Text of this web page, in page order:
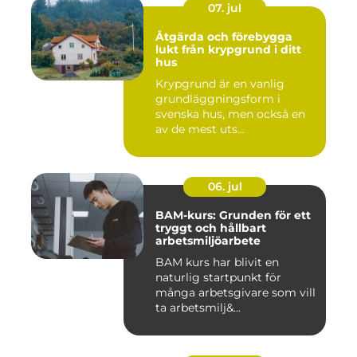
07. jul
Åtgärda och förebygga
lukt från krypgrund i ditt
hus
Krypgrund är en vanlig
grundläggningsform i
svenska hus, men också en
av de mest uts...
06. jul
BAM-kurs: Grunden för ett
tryggt och hållbart
arbetsmiljöarbete
BAM kurs har blivit en
naturlig startpunkt för
många arbetsgivare som vill
ta arbetsmilj&...